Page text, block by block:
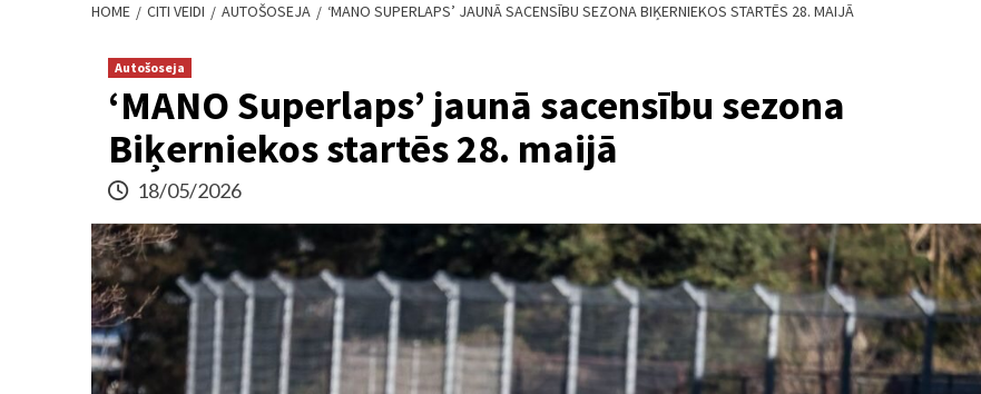
HOME CITI VEIDI AUTOŠOSEJA ‘MANO SUPERLAPS’ JAUNĀ SACENSĪBU SEZONA BIĶERNIEKOS STARTĒS 28. MAIJĀ
Autošoseja
‘MANO Superlaps’ jaunā sacensību sezona
Biķerniekos startēs 28. maijā
18/05/2026